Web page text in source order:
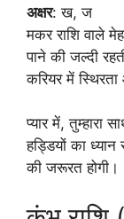
अक्षर: ख, ज
मकर राशि वाले
पाने की जल्दी
करियर में
प्यार में, तुम्हारा
हड्डियों का
की जरूरत होगी।